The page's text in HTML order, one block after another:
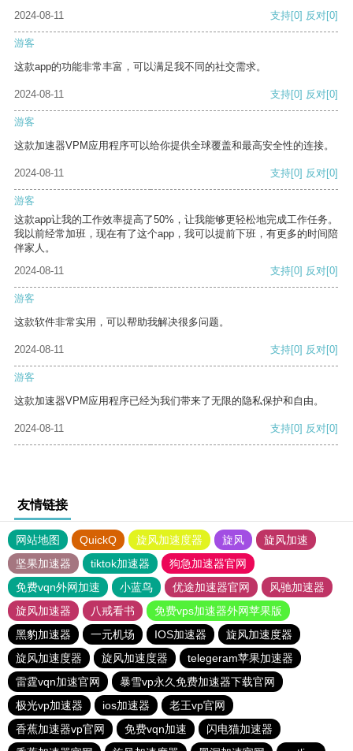
2024-08-11
支持[0] 反对[0]
游客
这款app的功能非常丰富，可以满足我不同的社交需求。
2024-08-11 支持[0] 反对[0]
游客
这款加速器VPM应用程序可以给你提供全球覆盖和最高安全性的连接。
2024-08-11 支持[0] 反对[0]
游客
这款app让我的工作效率提高了50%，让我能够更轻松地完成工作任务。
我以前经常加班，现在有了这个app，我可以提前下班，有更多的时间陪
伴家人。
2024-08-11
支持[0] 反对[0]
游客
这款软件非常实用，可以帮助我解决很多问题。
2024-08-11 支持[0] 反对[0]
游客
这款加速器VPM应用程序已经为我们带来了无限的隐私保护和自由。
2024-08-11 支持[0] 反对[0]
友情链接
网站地图 QuickQ 旋风加速度器 旋风
旋风加速
坚果加速器
tiktok加速器
狗急加速器官网
免费vqn外网加速
小蓝鸟 优途加速器官网
风驰加速器
旋风加速器
八戒看书
免费vps加速器外网苹果版
黑豹加速器
一元机场 IOS加速器
旋风加速度器
旋风加速度器
旋风加速度器
telegeram苹果加速器
雷霆vqn加速官网
暴雪vp永久免费加速器下载官网
极光vp加速器
ios加速器
老王vp官网
香蕉加速器vp官网
免费vqn加速
闪电猫加速器